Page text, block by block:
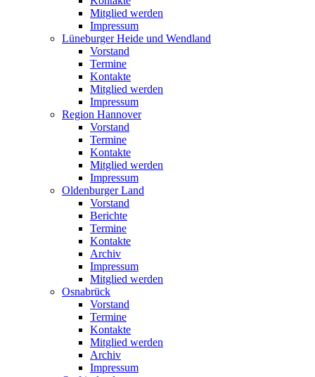
Mitglied werden
Impressum
Lüneburger Heide und Wendland
Vorstand
Termine
Kontakte
Mitglied werden
Impressum
Region Hannover
Vorstand
Termine
Kontakte
Mitglied werden
Impressum
Oldenburger Land
Vorstand
Berichte
Termine
Kontakte
Archiv
Impressum
Mitglied werden
Osnabrück
Vorstand
Termine
Kontakte
Mitglied werden
Archiv
Impressum